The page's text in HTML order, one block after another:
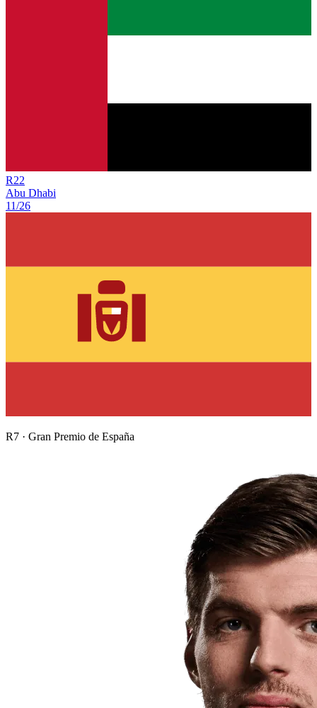
R22
Abu Dhabi
11/26
R7 · Gran Premio de España